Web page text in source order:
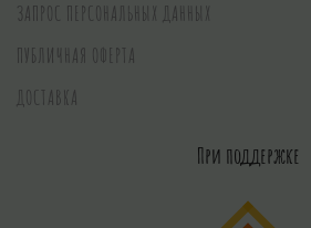
ЗАПРОС ПЕРСОНАЛЬНЫХ ДАННЫХ
ПУБЛИЧНАЯ ОФЕРТА
ДОСТАВКА
При поддержке